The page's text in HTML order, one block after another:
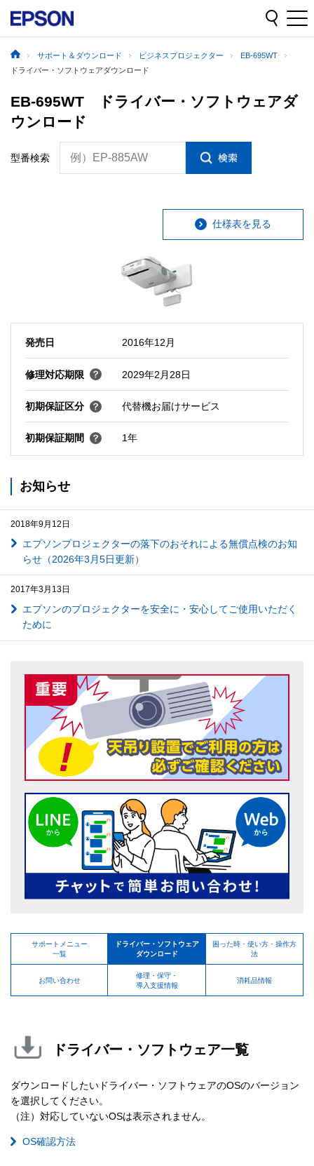
サポート＆ダウンロード ビジネスプロジェクター
EB-695WT
ドライバー・ソフトウェアダウンロード
EB-695WT ドライバー・ソフトウェアダ
ウンロード
型番検索 例）EP-885AW
仕様表を見る
発売日 2016年12月
修理対応期限 2029年2月28日
初期保証区分 代替機お届けサービス
初期保証期間 1年
お知らせ
2018年9月12日
エプソンプロジェクターの落下のおそれによる無償点検のお知
らせ（2026年3月5日更新）
2017年3月13日
エプソンのプロジェクターを安全に・安心してご使用いただく
ために
サポートメニュー
一覧
ドライバー・ソフトウェア
ダウンロード
困った時・使い方・操作方
法
お問い合わせ
修理・保守・
導入支援情報
消耗品情報
ドライバー・ソフトウェア一覧
ダウンロードしたいドライバー・ソフトウェアのOSのバージョン
を選択してください。
（注）対応していないOSは表示されません。
OS確認方法